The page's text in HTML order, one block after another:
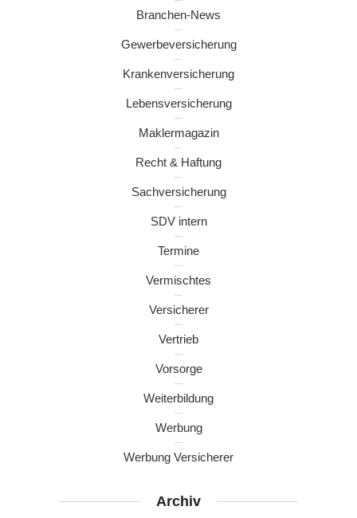
Branchen-News
Gewerbeversicherung
Krankenversicherung
Lebensversicherung
Maklermagazin
Recht & Haftung
Sachversicherung
SDV intern
Termine
Vermischtes
Versicherer
Vertrieb
Vorsorge
Weiterbildung
Werbung
Werbung Versicherer
Archiv